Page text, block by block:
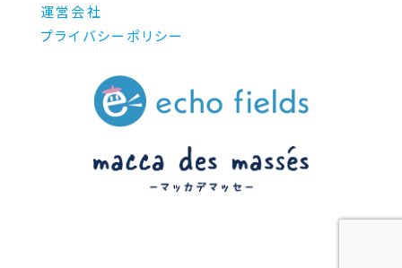
運営会社
プライバシーポリシー